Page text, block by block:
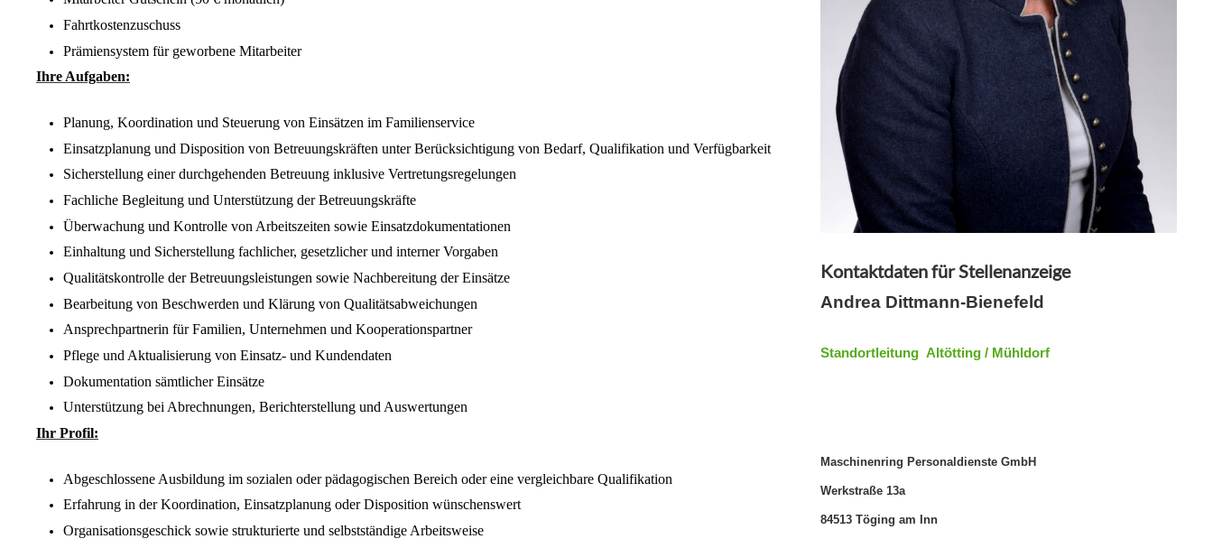
Fahrtkostenzuschuss
Prämiensystem für geworbene Mitarbeiter
Ihre Aufgaben:
Planung, Koordination und Steuerung von Einsätzen im Familienservice
Einsatzplanung und Disposition von Betreuungskräften unter Berücksichtigung von Bedarf, Qualifikation und Verfügbarkeit
Sicherstellung einer durchgehenden Betreuung inklusive Vertretungsregelungen
Fachliche Begleitung und Unterstützung der Betreuungskräfte
Überwachung und Kontrolle von Arbeitszeiten sowie Einsatzdokumentationen
Einhaltung und Sicherstellung fachlicher, gesetzlicher und interner Vorgaben
Qualitätskontrolle der Betreuungsleistungen sowie Nachbereitung der Einsätze
Bearbeitung von Beschwerden und Klärung von Qualitätsabweichungen
Ansprechpartnerin für Familien, Unternehmen und Kooperationspartner
Pflege und Aktualisierung von Einsatz- und Kundendaten
Dokumentation sämtlicher Einsätze
Unterstützung bei Abrechnungen, Berichterstellung und Auswertungen
Ihr Profil:
Abgeschlossene Ausbildung im sozialen oder pädagogischen Bereich oder eine vergleichbare Qualifikation
Erfahrung in der Koordination, Einsatzplanung oder Disposition wünschenswert
Organisationsgeschick sowie strukturierte und selbstständige Arbeitsweise
Kontaktdaten für Stellenanzeige
Andrea Dittmann-Bienefeld
Standortleitung Altötting / Mühldorf
Maschinenring Personaldienste GmbH
Werkstraße 13a
84513 Töging am Inn